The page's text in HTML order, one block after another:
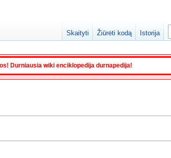
Durniausia wiki enciklopedija durnapedija!
Skaityti Žiūrėti kodą Istorija